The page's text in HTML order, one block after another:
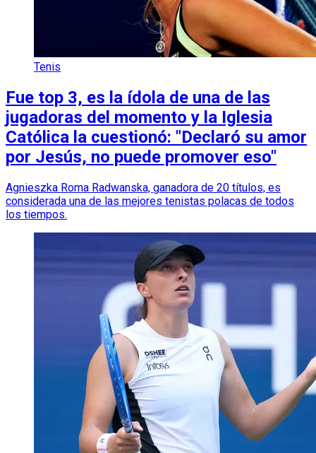
Tenis
Fue top 3, es la ídola de una de las
jugadoras del momento y la Iglesia
Católica la cuestionó: "Declaró su amor
por Jesús, no puede promover eso"
Agnieszka Roma Radwanska, ganadora de 20 títulos, es
considerada una de las mejores tenistas polacas de todos
los tiempos.